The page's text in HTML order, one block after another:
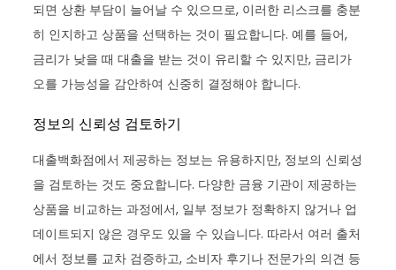
되면 상환 부담이 늘어날 수 있으므로, 이러한 리스크를 충분
히 인지하고 상품을 선택하는 것이 필요합니다. 예를 들어,
금리가 낮을 때 대출을 받는 것이 유리할 수 있지만, 금리가
오를 가능성을 감안하여 신중히 결정해야 합니다.
정보의 신뢰성 검토하기
대출백화점에서 제공하는 정보는 유용하지만, 정보의 신뢰성
을 검토하는 것도 중요합니다. 다양한 금융 기관이 제공하는
상품을 비교하는 과정에서, 일부 정보가 정확하지 않거나 업
데이트되지 않은 경우도 있을 수 있습니다. 따라서 여러 출처
에서 정보를 교차 검증하고, 소비자 후기나 전문가의 의견 등